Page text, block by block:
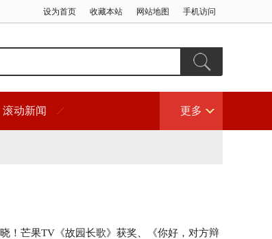
设为首页 收藏本站 网站地图 手机访问
滚动新闻 更多
！芒果TV《故园长歌》获奖、《你好，对方辩